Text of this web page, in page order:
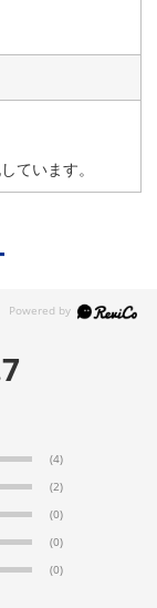
ています。
(4)
(2)
(0)
(0)
(0)